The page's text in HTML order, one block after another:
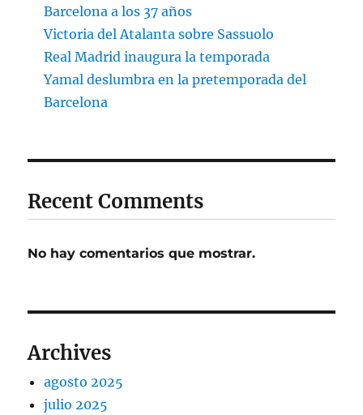
Barcelona a los 37 años
Victoria del Atalanta sobre Sassuolo
Real Madrid inaugura la temporada
Yamal deslumbra en la pretemporada del
Barcelona
Recent Comments
No hay comentarios que mostrar.
Archives
agosto 2025
julio 2025